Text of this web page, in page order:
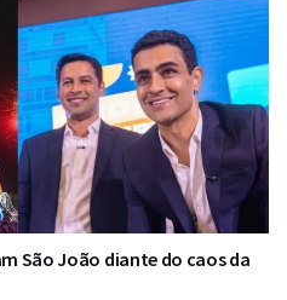
São João diante do caos da